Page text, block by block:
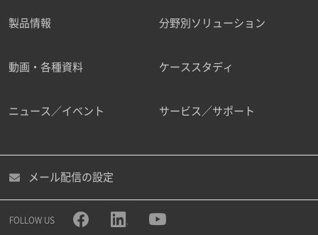
製品情報 分野別ソリューション
動画・各種資料 ケーススタディ
ニュース／イベント サービス／サポート
メール配信の設定
FOLLOW US